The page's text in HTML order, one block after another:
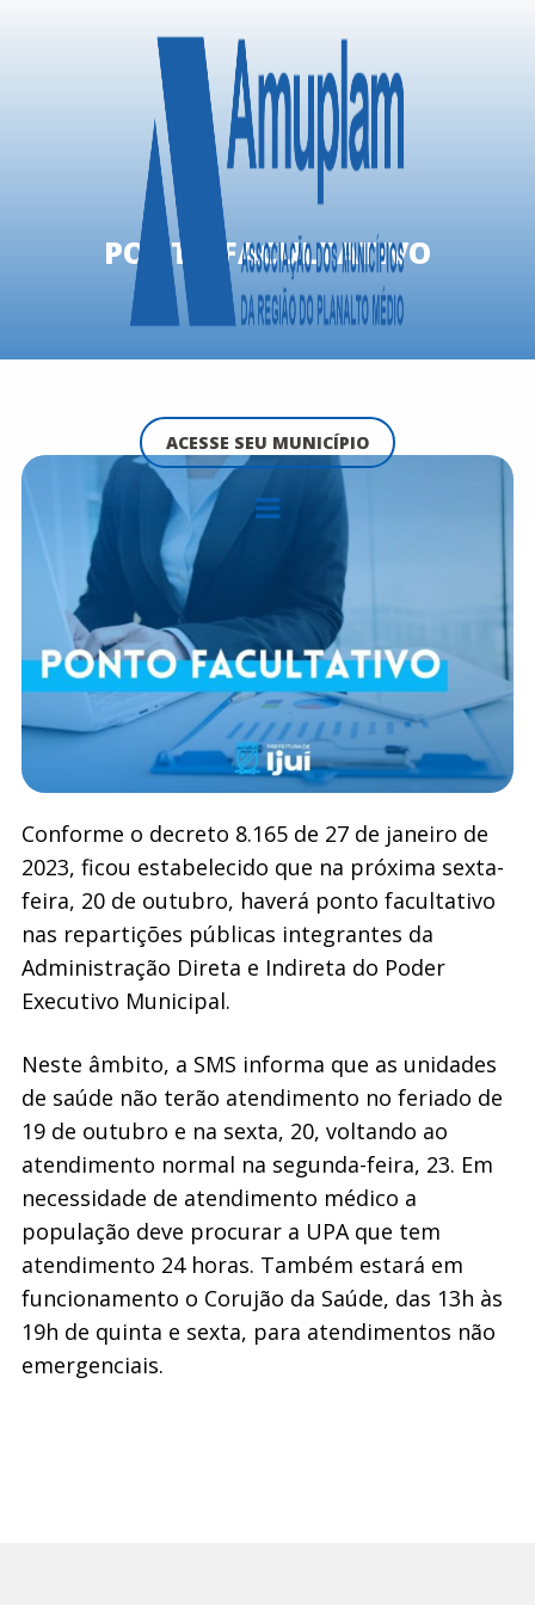
ACESSE SEU MUNICÍPIO
PONTO FACULTATIVO
Conforme o decreto 8.165 de 27 de janeiro de
2023, ficou estabelecido que na próxima sexta-
feira, 20 de outubro, haverá ponto facultativo
nas repartições públicas integrantes da
Administração Direta e Indireta do Poder
Executivo Municipal.
Neste âmbito, a SMS informa que as unidades
de saúde não terão atendimento no feriado de
19 de outubro e na sexta, 20, voltando ao
atendimento normal na segunda-feira, 23. Em
necessidade de atendimento médico a
população deve procurar a UPA que tem
atendimento 24 horas. Também estará em
funcionamento o Corujão da Saúde, das 13h às
19h de quinta e sexta, para atendimentos não
emergenciais.